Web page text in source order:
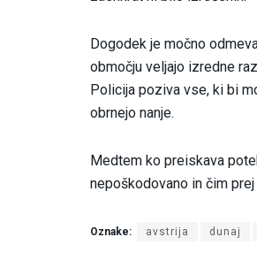
Dogodek je močno
območju veljajo izredne
Policija poziva vse, ki bi
obrnejo nanje.
Medtem ko preiskava
nepoškodovano in čim
Oznake: avstrija dunaj